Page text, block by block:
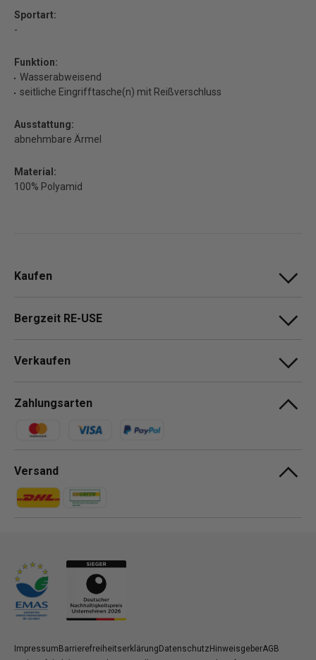
Sportart:
-
Funktion:
Wasserabweisend
seitliche Eingrifftasche(n) mit Reißverschluss
Ausstattung:
abnehmbare Ärmel
Material:
100% Polyamid
Kaufen
Bergzeit RE-USE
Verkaufen
Zahlungsarten
Zahlungsmethoden
Versand
Zahlungsmethoden
Zahlungsmethoden
ImpressumBarrierefreiheitserklärungDatenschutzHinweisgeberAGB